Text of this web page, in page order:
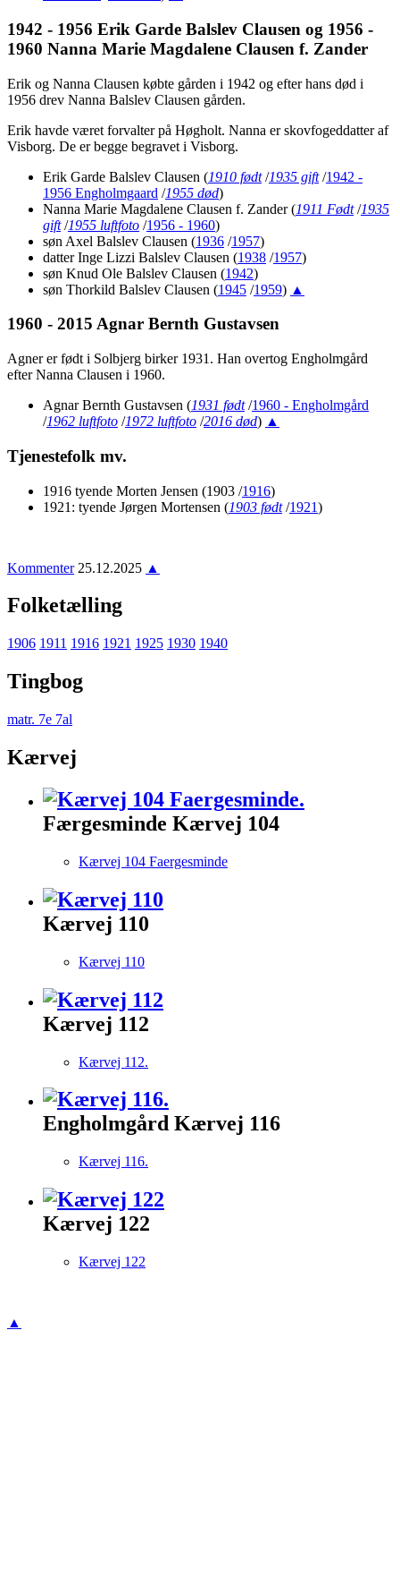
1942 - 1956 Erik Garde Balslev Clausen og 1956 -
1960 Nanna Marie Magdalene Clausen f. Zander
Erik og Nanna Clausen købte gården i 1942 og efter hans død i
1956 drev Nanna Balslev Clausen gården.
Erik havde været forvalter på Høgholt. Nanna er skovfogeddatter af
Visborg. De er begge begravet i Visborg.
Erik Garde Balslev Clausen (1910 født/1935 gift/1942 -
1956 Engholmgaard /1955 død)
Nanna Marie Magdalene Clausen f. Zander(1911 Født/1935
gift/1955 luftfoto /1956 - 1960)
søn Axel Balslev Clausen (1936 /1957)
datter Inge Lizzi Balslev Clausen (1938 /1957)
søn Knud Ole Balslev Clausen (1942)
søn Thorkild Balslev Clausen (1945 /1959) ▲
1960 - 2015 Agnar Bernth Gustavsen
Agner er født i Solbjerg birker 1931. Han overtog Engholmgård
efter Nanna Clausen i 1960.
Agnar Bernth Gustavsen (1931 født/1960 - Engholmgård
/1962 luftfoto /1972 luftfoto /2016 død) ▲
Tjenestefolk mv.
1916 tyende Morten Jensen (1903 /1916)
1921: tyende Jørgen Mortensen (1903 født/1921)
Kommenter 25.12.2025 ▲
Folketælling
1906 1911 1916 1921 1925 1930 1940
Tingbog
matr. 7e 7al
Kærvej
Færgesminde Kærvej 104
Kærvej 104 Faergesminde
Kærvej 110
Kærvej 110
Kærvej 112
Kærvej 112.
Engholmgård Kærvej 116
Kærvej 116.
Kærvej 122
Kærvej 122
▲